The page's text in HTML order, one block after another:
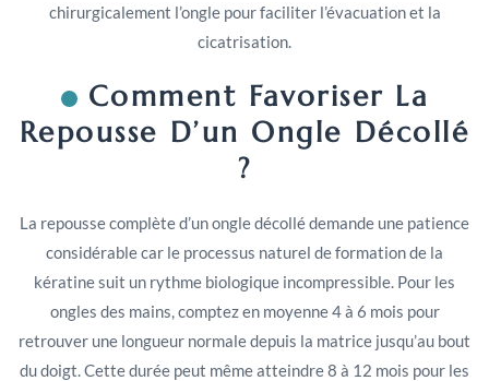
chirurgicalement l’ongle pour faciliter l’évacuation et la
cicatrisation.
Comment Favoriser La
Repousse D’un Ongle Décollé
?
La repousse complète d’un ongle décollé demande une patience
considérable car le processus naturel de formation de la
kératine suit un rythme biologique incompressible. Pour les
ongles des mains, comptez en moyenne 4 à 6 mois pour
retrouver une longueur normale depuis la matrice jusqu’au bout
du doigt. Cette durée peut même atteindre 8 à 12 mois pour les